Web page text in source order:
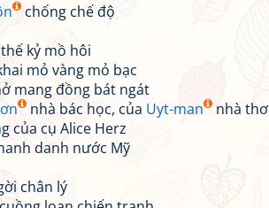
chống chế độ
kỷ mồ hôi
mỏ vàng mỏ bạc
mang đồng bát ngát
nhà bác học, của Uyt-man
nhà thơ
của cụ Alice Herz
danh nước Mỹ
chân lý